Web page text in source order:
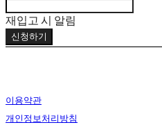
재입고 시 알림
신청하기
이용약관
개인정보처리방침